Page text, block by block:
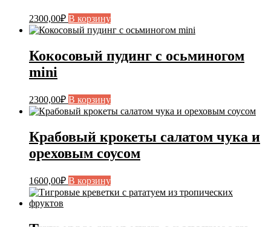
2300,00₽ В корзину
Кокосовый пудинг с осьминогом
mini
2300,00₽ В корзину
Крабовый крокеты салатом чука и
ореховым соусом
1600,00₽ В корзину